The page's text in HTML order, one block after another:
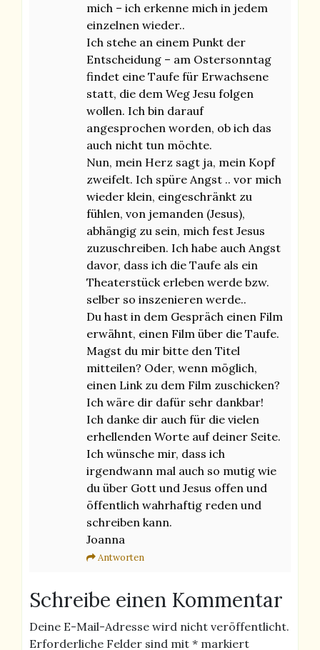
mich – ich erkenne mich in jedem
einzelnen wieder..
Ich stehe an einem Punkt der
Entscheidung – am Ostersonntag
findet eine Taufe für Erwachsene
statt, die dem Weg Jesu folgen
wollen. Ich bin darauf
angesprochen worden, ob ich das
auch nicht tun möchte.
Nun, mein Herz sagt ja, mein Kopf
zweifelt. Ich spüre Angst .. vor mich
wieder klein, eingeschränkt zu
fühlen, von jemanden (Jesus),
abhängig zu sein, mich fest Jesus
zuzuschreiben. Ich habe auch Angst
davor, dass ich die Taufe als ein
Theaterstück erleben werde bzw.
selber so inszenieren werde..
Du hast in dem Gespräch einen Film
erwähnt, einen Film über die Taufe.
Magst du mir bitte den Titel
mitteilen? Oder, wenn möglich,
einen Link zu dem Film zuschicken?
Ich wäre dir dafür sehr dankbar!
Ich danke dir auch für die vielen
erhellenden Worte auf deiner Seite.
Ich wünsche mir, dass ich
irgendwann mal auch so mutig wie
du über Gott und Jesus offen und
öffentlich wahrhaftig reden und
schreiben kann.
Joanna
Antworten
Schreibe einen Kommentar
Deine E-Mail-Adresse wird nicht veröffentlicht.
Erforderliche Felder sind mit * markiert